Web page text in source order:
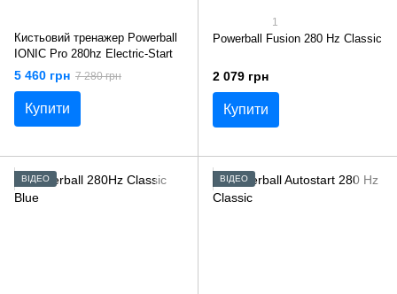
Кистьовий тренажер Powerball
IONIC Pro 280hz Electric-Start
5 460 грн 7 280 грн
Купити
1
Powerball Fusion 280 Hz Classic
2 079 грн
Купити
ВІДЕО ВІДЕО